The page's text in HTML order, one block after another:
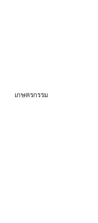
เกษตรกรรม